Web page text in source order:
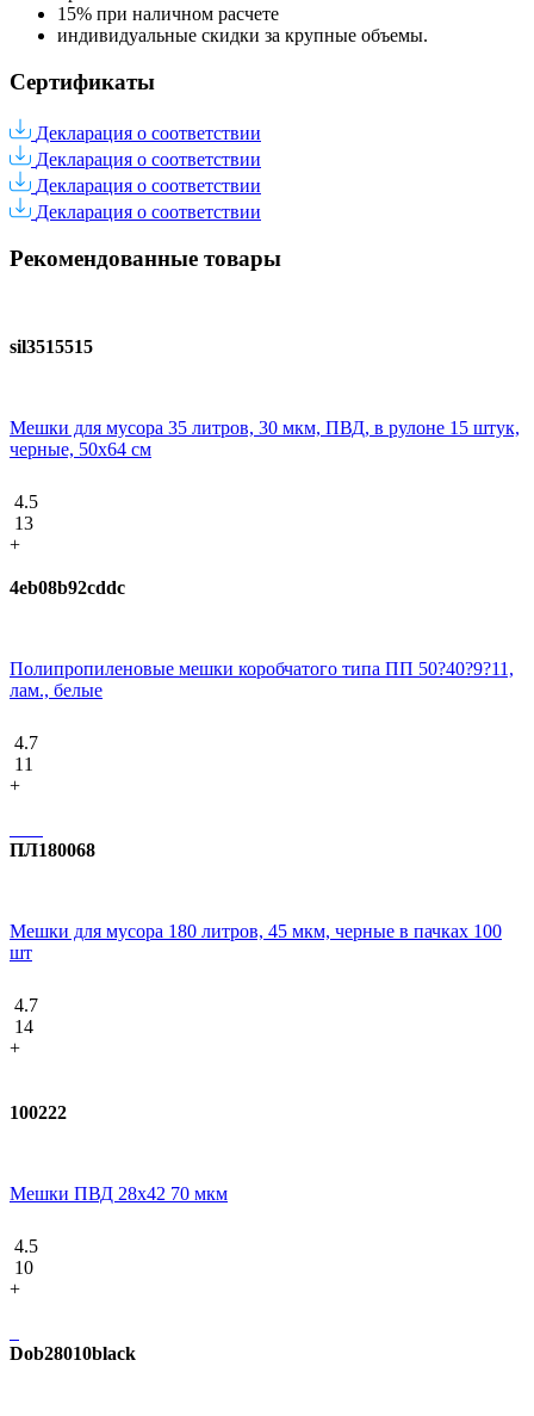
15% при наличном расчете
индивидуальные скидки за крупные объемы.
Сертификаты
Декларация о соответствии
Декларация о соответствии
Декларация о соответствии
Декларация о соответствии
Рекомендованные товары
sil3515515
Мешки для мусора 35 литров, 30 мкм, ПВД, в рулоне 15 штук,
черные, 50х64 см
4.5
13
+
4eb08b92cddc
Полипропиленовые мешки коробчатого типа ПП 50?40?9?11,
лам., белые
4.7
11
+
ПЛ180068
Мешки для мусора 180 литров, 45 мкм, черные в пачках 100
шт
4.7
14
+
100222
Мешки ПВД 28x42 70 мкм
4.5
10
+
Dob28010black